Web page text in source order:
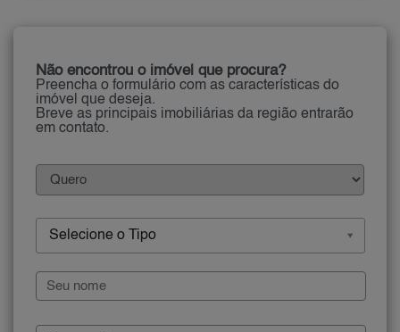
Não encontrou o imóvel que procura?
Preencha o formulário com as características do
imóvel que deseja.
Breve as principais imobiliárias da região entrarão
em contato.
Selecione o Tipo